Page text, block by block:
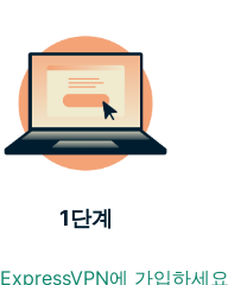
1단계
ExpressVPN에 가입하세요